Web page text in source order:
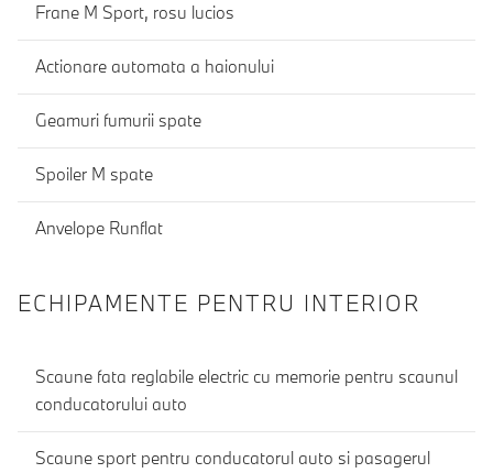
Frane M Sport, rosu lucios
Actionare automata a haionului
Geamuri fumurii spate
Spoiler M spate
Anvelope Runflat
ECHIPAMENTE PENTRU INTERIOR
Scaune fata reglabile electric cu memorie pentru scaunul
conducatorului auto
Scaune sport pentru conducatorul auto si pasagerul